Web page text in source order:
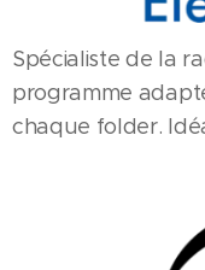
Spécialiste de la
programme
chaque folder.